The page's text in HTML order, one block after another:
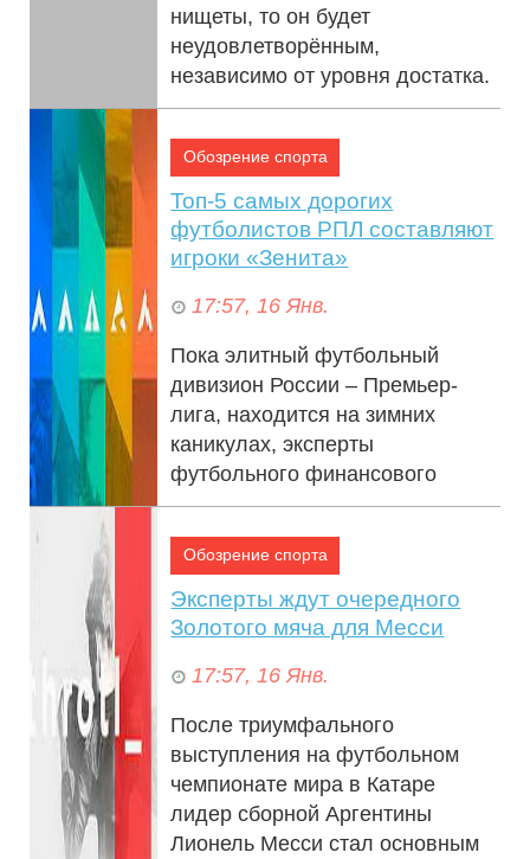
нищеты, то он будет
неудовлетворённым,
независимо от уровня достатка.
Даже если он сейчас б...
Обозрение спорта
Топ-5 самых дорогих
футболистов РПЛ составляют
игроки «Зенита»
17:57, 16 Янв.
Пока элитный футбольный
дивизион России – Премьер-
лига, находится на зимних
каникулах, эксперты
футбольного финансового
рынка обновили
ориентировочну...
Обозрение спорта
Эксперты ждут очередного
Золотого мяча для Месси
17:57, 16 Янв.
После триумфального
выступления на футбольном
чемпионате мира в Катаре
лидер сборной Аргентины
Лионель Месси стал основным